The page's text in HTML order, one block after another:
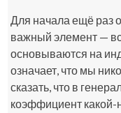
Для начала ещё раз
важный элемент —
основываются на
означает, что мы
сказать, что в
коэффициент какой-